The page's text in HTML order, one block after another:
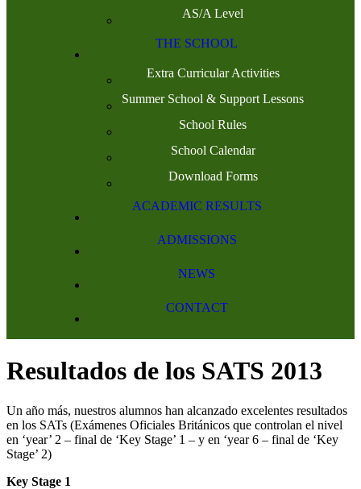
AS/A Level
THE SCHOOL
Extra Curricular Activities
Summer School & Support Lessons
School Rules
School Calendar
Download Forms
ACADEMIC RESULTS
ADMISSIONS
NEWS
CONTACT
Resultados de los SATS 2013
Un año más, nuestros alumnos han alcanzado excelentes resultados
en los SATs (Exámenes Oficiales Británicos que controlan el nivel
en ‘year’ 2 – final de ‘Key Stage’ 1 – y en ‘year 6 – final de ‘Key
Stage’ 2)
Key Stage 1